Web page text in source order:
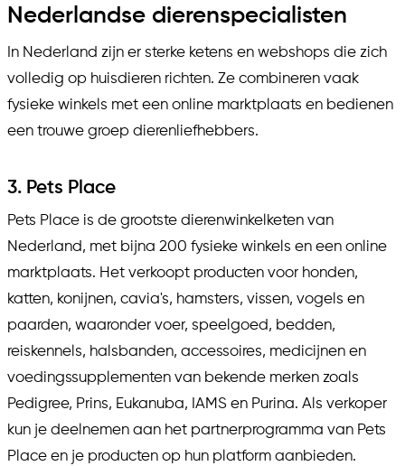
Nederlandse dierenspecialisten
In Nederland zijn er sterke ketens en webshops die zich
volledig op huisdieren richten. Ze combineren vaak
fysieke winkels met een online marktplaats en bedienen
een trouwe groep dierenliefhebbers.
3. Pets Place
Pets Place is de grootste dierenwinkelketen van
Nederland, met bijna 200 fysieke winkels en een online
marktplaats. Het verkoopt producten voor honden,
katten, konijnen, cavia's, hamsters, vissen, vogels en
paarden, waaronder voer, speelgoed, bedden,
reiskennels, halsbanden, accessoires, medicijnen en
voedingssupplementen van bekende merken zoals
Pedigree, Prins, Eukanuba, IAMS en Purina. Als verkoper
kun je deelnemen aan het partnerprogramma van Pets
Place en je producten op hun platform aanbieden.